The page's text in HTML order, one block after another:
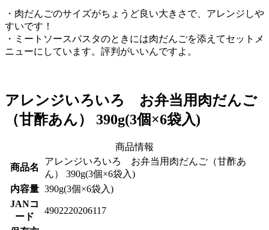
・肉だんごのサイズがちょうど良い大きさで、アレンジしや
すいです！
・ミートソースパスタのときには肉だんごを添えてセットメ
ニューにしています。評判がいいんですよ。
アレンジいろいろ お弁当用肉だんご
（甘酢あん） 390g(3個×6袋入)
商品情報
商品名
アレンジいろいろ お弁当用肉だんご（甘酢あ
ん） 390g(3個×6袋入)
内容量 390g(3個×6袋入)
JANコ
ード
4902220206117